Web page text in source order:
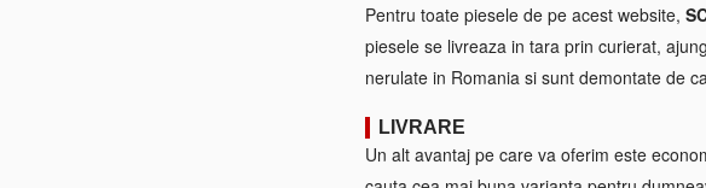
Pentru toate piesele de pe acest website,
piesele se livreaza in tara prin curierat,
nerulate in Romania si sunt demontate de
LIVRARE
Un alt avantaj pe care va oferim este